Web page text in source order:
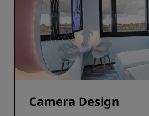
Camera Design